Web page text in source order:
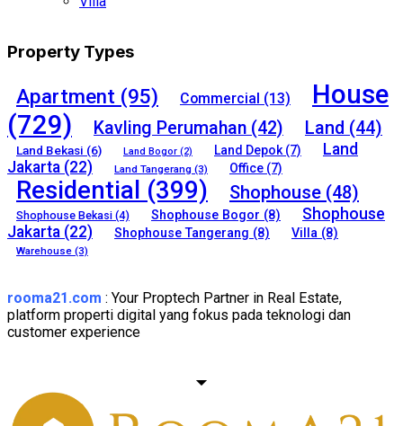
Property Types
Apartment (95) Commercial (13)
House
(729)
Kavling Perumahan (42) Land (44)
Land Bekasi (6) Land Bogor (2) Land Depok (7)
Land
Jakarta (22) Land Tangerang (3) Office (7)
Residential (399) Shophouse (48)
Shophouse Bekasi (4) Shophouse Bogor (8)
Shophouse
Jakarta (22) Shophouse Tangerang (8) Villa (8)
Warehouse (3)
rooma21.com : Your Proptech Partner in Real Estate,
platform properti digital yang fokus pada teknologi dan
customer experience